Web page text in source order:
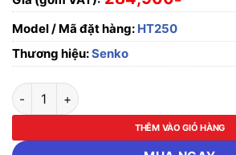
Model / Mã đặt hàng: HT250
Thương hiệu:Senko
Quạt hút âm trần Senko HT250 số lượng
THÊM VÀO GIỎ HÀNG